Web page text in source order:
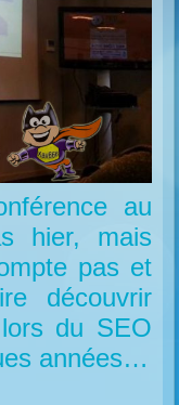
au
hier, mais
pas et
découvrir
lors du SEO
années…